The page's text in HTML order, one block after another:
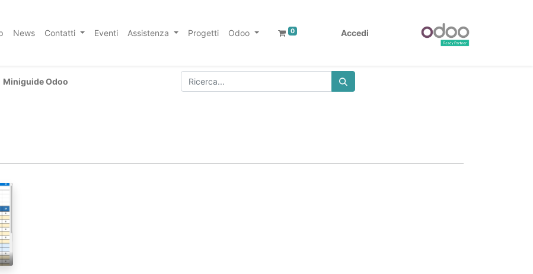
News Contatti Eventi Assistenza Progetti Odoo 0 Accedi
Miniguide Odoo